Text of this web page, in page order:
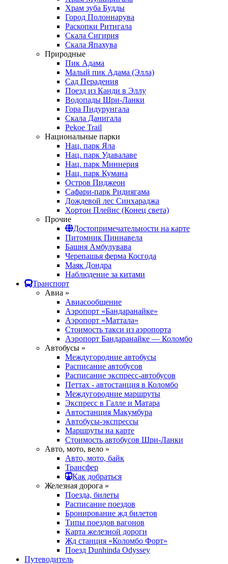
Храм зуба Будды
Город Полоннарува
Раскопки Ритигала
Скала Сигирия
Скала Япахува
Природные
Пик Адама
Малый пик Адама (Элла)
Сад Перадения
Поезд из Канди в Эллу
Водопады Шри-Ланки
Гора Пидурунгала
Скала Данигала
Pekoe Trail
Национальные парки
Нац. парк Яла
Нац. парк Удавалаве
Нац. парк Миннерия
Нац. парк Кумана
Остров Пиджеон
Сафари-парк Ридиягама
Дождевой лес Синхараджа
Хортон Плейнс (Конец света)
Прочие
Достопримечательности на карте
Питомник Пиннавела
Башня Амбулувава
Черепашья ферма Косгода
Маяк Дондра
Наблюдение за китами
Транспорт
Авиа »
Авиасообщение
Аэропорт «Бандаранайке»
Аэропорт «Маттала»
Стоимость такси из аэропорта
Аэропорт Бандаранайке — Коломбо
Автобусы »
Междугородние автобусы
Расписание автобусов
Расписание экспресс-автобусов
Петтах - автостанция в Коломбо
Междугородние маршруты
Экспресс в Галле и Матара
Автостанция Макумбура
Автобусы-экспрессы
Маршруты на карте
Стоимость автобусов Шри-Ланки
Авто, мото, вело »
Авто, мото, байк
Трансфер
Как добраться
Железная дорога »
Поезда, билеты
Расписание поездов
Бронирование жд билетов
Типы поездов вагонов
Карта железной дороги
Жд станция «Коломбо Форт»
Поезд Dunhinda Odyssey
Путеводитель